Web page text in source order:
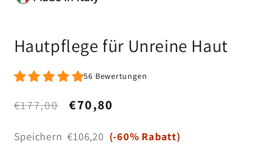
Hautpflege für Unreine Haut
56 Bewertungen
Normaler
€177,00 Verkaufspreis
€70,80
Speichern €106,20 (-60% Rabatt)